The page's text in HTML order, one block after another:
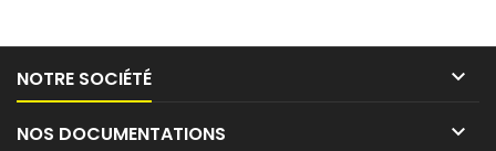
NOTRE SOCIÉTÉ 
NOS DOCUMENTATIONS 